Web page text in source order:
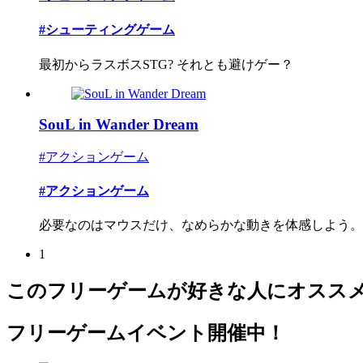
#シューティングゲーム
最初からラスボスSTG? それとも避けゲー？
SouL in Wander Dream
#アクションゲーム
#アクションゲーム
必要なのはマウスだけ、なめらかな動きを体感しよう。
1
このフリーゲームが好きな人にオスス
フリーゲームイベント開催中！